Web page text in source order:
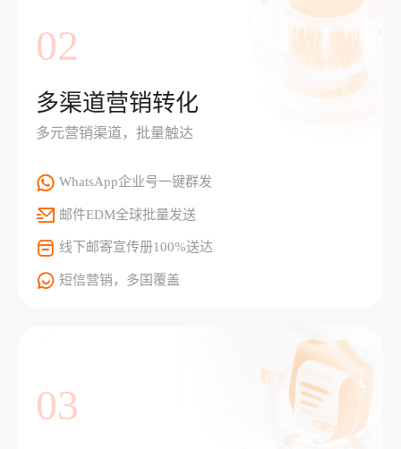
02
多渠道营销转化
多元营销渠道，批量触达
WhatsApp企业号一键群发
邮件EDM全球批量发送
线下邮寄宣传册100%送达
短信营销，多国覆盖
03